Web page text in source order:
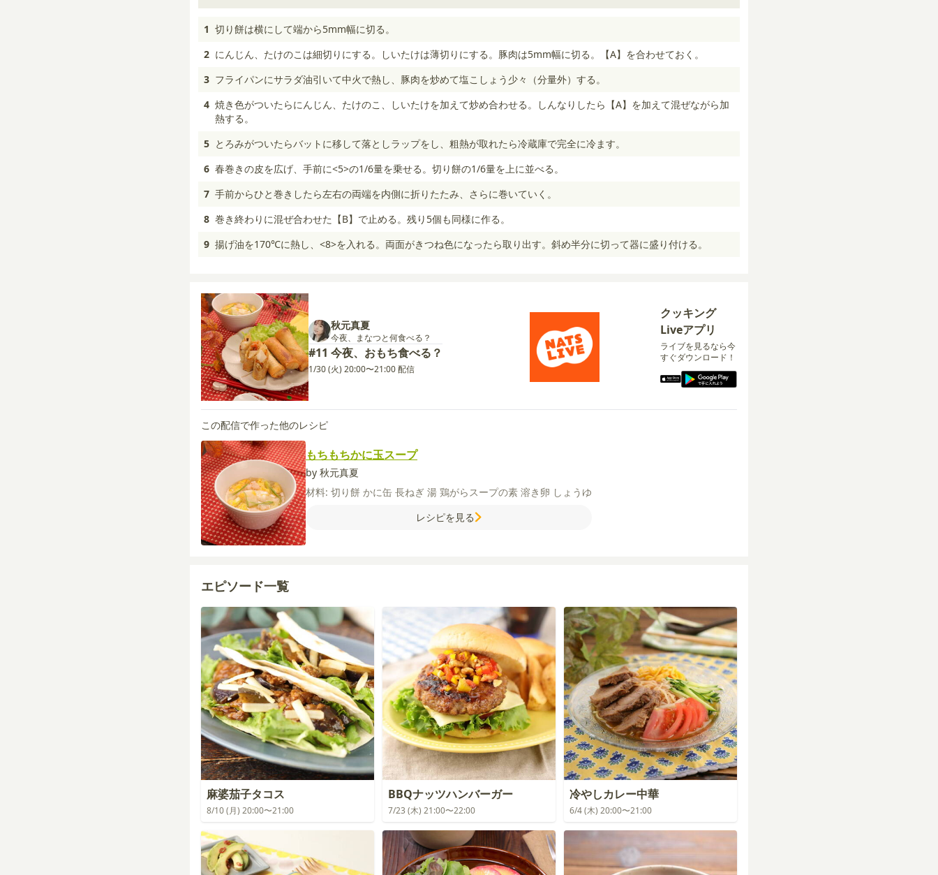
1 切り餅は横にして端から5mm幅に切る。
2 にんじん、たけのこは細切りにする。しいたけは薄切りにする。豚肉は5mm幅に切る。【A】を合わせておく。
3 フライパンにサラダ油引いて中火で熱し、豚肉を炒めて塩こしょう少々（分量外）する。
4 焼き色がついたらにんじん、たけのこ、しいたけを加えて炒め合わせる。しんなりしたら【A】を加えて混ぜながら加
熱する。
5 とろみがついたらバットに移して落としラップをし、粗熱が取れたら冷蔵庫で完全に冷ます。
6 春巻きの皮を広げ、手前に<5>の1/6量を乗せる。切り餅の1/6量を上に並べる。
7 手前からひと巻きしたら左右の両端を内側に折りたたみ、さらに巻いていく。
8 巻き終わりに混ぜ合わせた【B】で止める。残り5個も同様に作る。
9 揚げ油を170℃に熱し、<8>を入れる。両面がきつね色になったら取り出す。斜め半分に切って器に盛り付ける。
秋元真夏
今夜、まなつと何食べる？
#11 今夜、おもち食べる？
1/30 (火) 20:00〜21:00 配信
クッキング
Liveアプリ
ライブを見るなら今
すぐダウンロード！
この配信で作った他のレシピ
もちもちかに玉スープ
by 秋元真夏
材料: 切り餅 かに缶 長ねぎ 湯 鶏がらスープの素 溶き卵 しょうゆ
レシピを見る
エピソード一覧
麻婆茄子タコス
8/10 (月) 20:00〜21:00
BBQナッツハンバーガー
7/23 (木) 21:00〜22:00
冷やしカレー中華
6/4 (木) 20:00〜21:00